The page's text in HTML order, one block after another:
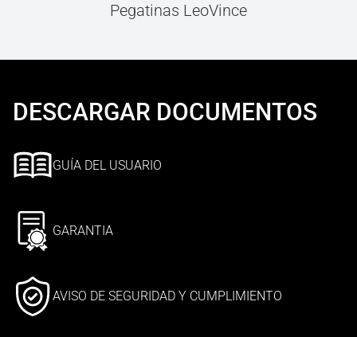
Pegatinas LeoVince
DESCARGAR DOCUMENTOS
GUÍA DEL USUARIO
GARANTIA
AVISO DE SEGURIDAD Y CUMPLIMIENTO